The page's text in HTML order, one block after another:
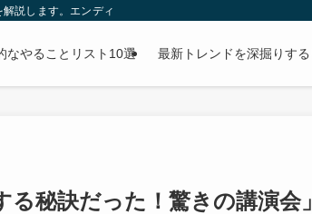
します。エンディングノートの書き方から財産整理まで
なやることリスト10選 最新トレンドを深掘りす
秘訣だった！驚きの講演会」